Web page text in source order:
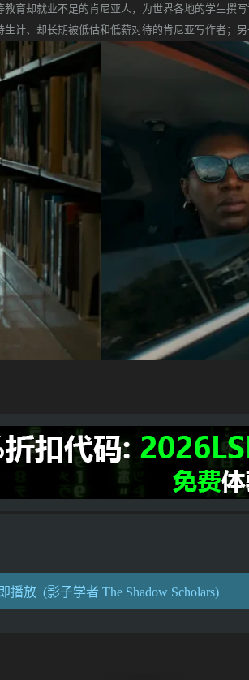
育却就业不足的肯尼亚人，为世界各地的学生撰
计、却长期被低估和低薪对待的肯尼亚写作者；
播放 (影子学者 The Shadow Scholars)